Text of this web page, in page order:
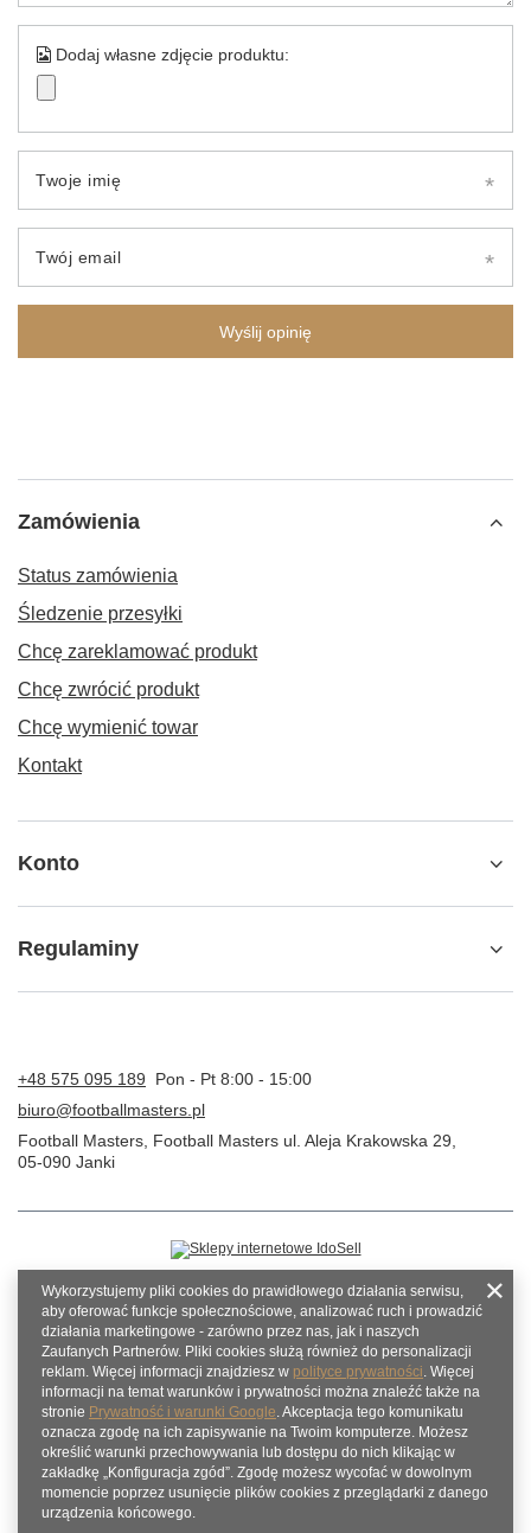
Dodaj własne zdjęcie produktu:
Twoje imię
Twój email
Wyślij opinię
Zamówienia
Status zamówienia
Śledzenie przesyłki
Chcę zareklamować produkt
Chcę zwrócić produkt
Chcę wymienić towar
Kontakt
Konto
Regulaminy
+48 575 095 189
Pon - Pt 8:00 - 15:00
biuro@footballmasters.pl
Football Masters Football Masters ul. Aleja Krakowska 29
05-090 Janki
Wykorzystujemy pliki cookies do prawidłowego działania serwisu,
aby oferować funkcje społecznościowe, analizować ruch i prowadzić
działania marketingowe - zarówno przez nas, jak i naszych
Zaufanych Partnerów. Pliki cookies służą również do personalizacji
reklam. Więcej informacji znajdziesz w polityce prywatności. Więcej
informacji na temat warunków i prywatności można znaleźć także na
stronie Prywatność i warunki Google. Akceptacja tego komunikatu
oznacza zgodę na ich zapisywanie na Twoim komputerze. Możesz
określić warunki przechowywania lub dostępu do nich klikając w
zakładkę „Konfiguracja zgód”. Zgodę możesz wycofać w dowolnym
momencie poprzez usunięcie plików cookies z przeglądarki z danego
urządzenia końcowego.